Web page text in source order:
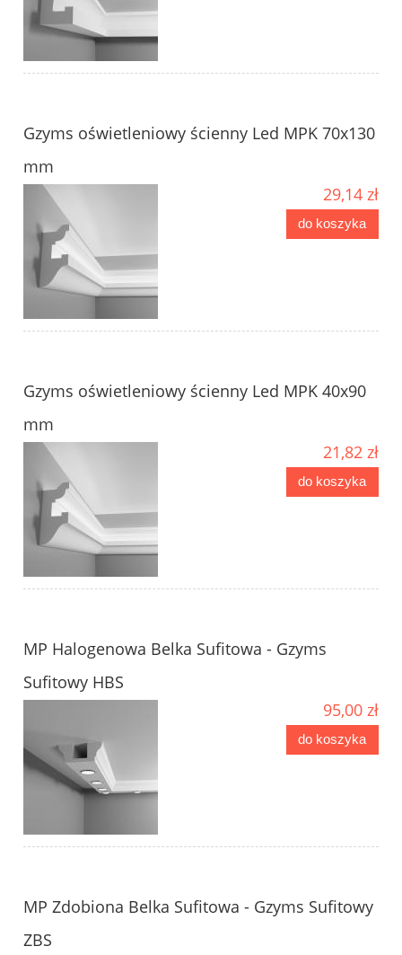
Gzyms oświetleniowy ścienny Led MPK 70x130
mm
29,14 zł
do koszyka
Gzyms oświetleniowy ścienny Led MPK 40x90
mm
21,82 zł
do koszyka
MP Halogenowa Belka Sufitowa - Gzyms
Sufitowy HBS
95,00 zł
do koszyka
MP Zdobiona Belka Sufitowa - Gzyms Sufitowy
ZBS